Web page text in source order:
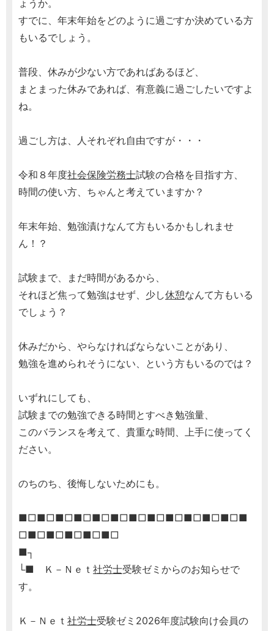
ょうか。
すでに、年末年始をどのように過ごすか決めている方
もいるでしょう。
普段、休みが少ない方であればあるほど、
まとまった休みであれば、有意義に過ごしたいですよ
ね。
過ごし方は、人それぞれ自由ですが・・・
令和８年度社会保険労務士試験の合格を目指す方、
時間の使い方、ちゃんと考えていますか？
年末年始、勉強漬けなんて方もいるかもしれませ
ん！？
試験まで、まだ時間があるから、
それほど焦って勉強はせず、少し休憩なんて方もいる
でしょう？
休みだから、やらなければならないことがあり、
勉強を進められそうにない、という方もいるのでは？
いずれにしても、
試験までの勉強できる時間とすべき勉強量、
このバランスを考えて、貴重な時間、上手に使ってく
ださい。
のちのち、後悔しないためにも。
■□■□■□■□■□■□■□■□■□■□■□■□■
□■□■□■□■□■□
■┐
└■ Ｋ－Ｎｅｔ 社労士受験ゼミからのお知らせで
す。
Ｋ－Ｎｅｔ 社労士受験ゼミ2026年度試験向け会員の